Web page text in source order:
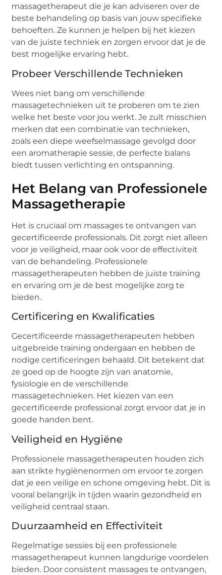
massagetherapeut die je kan adviseren over de
beste behandeling op basis van jouw specifieke
behoeften. Ze kunnen je helpen bij het kiezen
van de juiste techniek en zorgen ervoor dat je de
best mogelijke ervaring hebt.
Probeer Verschillende Technieken
Wees niet bang om verschillende
massagetechnieken uit te proberen om te zien
welke het beste voor jou werkt. Je zult misschien
merken dat een combinatie van technieken,
zoals een diepe weefselmassage gevolgd door
een aromatherapie sessie, de perfecte balans
biedt tussen verlichting en ontspanning.
Het Belang van Professionele
Massagetherapie
Het is cruciaal om massages te ontvangen van
gecertificeerde professionals. Dit zorgt niet alleen
voor je veiligheid, maar ook voor de effectiviteit
van de behandeling. Professionele
massagetherapeuten hebben de juiste training
en ervaring om je de best mogelijke zorg te
bieden.
Certificering en Kwalificaties
Gecertificeerde massagetherapeuten hebben
uitgebreide training ondergaan en hebben de
nodige certificeringen behaald. Dit betekent dat
ze goed op de hoogte zijn van anatomie,
fysiologie en de verschillende
massagetechnieken. Het kiezen van een
gecertificeerde professional zorgt ervoor dat je in
goede handen bent.
Veiligheid en Hygiëne
Professionele massagetherapeuten houden zich
aan strikte hygiënenormen om ervoor te zorgen
dat je een veilige en schone omgeving hebt. Dit is
vooral belangrijk in tijden waarin gezondheid en
veiligheid centraal staan.
Duurzaamheid en Effectiviteit
Regelmatige sessies bij een professionele
massagetherapeut kunnen langdurige voordelen
bieden. Door consistent massages te ontvangen,